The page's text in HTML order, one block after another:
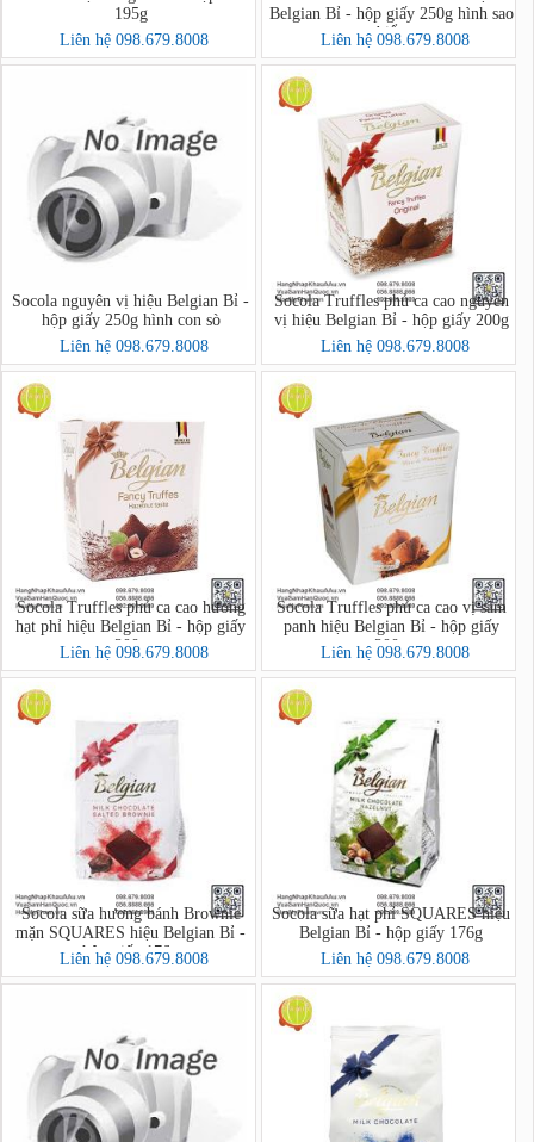
195g
Liên hệ 098.679.8008
Belgian Bỉ - hộp giấy 250g hình sao
biển
Liên hệ 098.679.8008
Socola nguyên vị hiệu Belgian Bỉ -
hộp giấy 250g hình con sò
Liên hệ 098.679.8008
Socola Truffles phủ ca cao nguyên
vị hiệu Belgian Bỉ - hộp giấy 200g
Liên hệ 098.679.8008
Socola Truffles phủ ca cao hương
hạt phỉ hiệu Belgian Bỉ - hộp giấy
200g
Liên hệ 098.679.8008
Socola Truffles phủ ca cao vị sâm
panh hiệu Belgian Bỉ - hộp giấy
200g
Liên hệ 098.679.8008
Socola sữa hương bánh Brownie
mặn SQUARES hiệu Belgian Bỉ -
hộp giấy 176g
Liên hệ 098.679.8008
Socola sữa hạt phỉ SQUARES hiệu
Belgian Bỉ - hộp giấy 176g
Liên hệ 098.679.8008